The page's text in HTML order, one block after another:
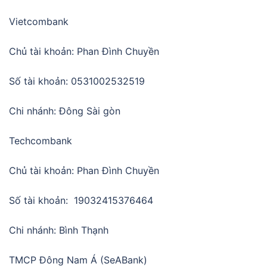
Vietcombank
Chủ tài khoản: Phan Đình Chuyền
Số tài khoản: 0531002532519
Chi nhánh: Đông Sài gòn
Techcombank
Chủ tài khoản: Phan Đình Chuyền
Số tài khoản: 19032415376464
Chi nhánh: Bình Thạnh
TMCP Đông Nam Á (SeABank)